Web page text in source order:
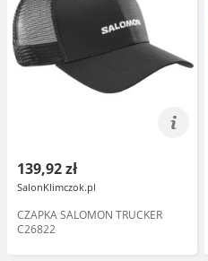
139,92 zł
SalonKlimczok.pl
CZAPKA SALOMON TRUCKER
C26822